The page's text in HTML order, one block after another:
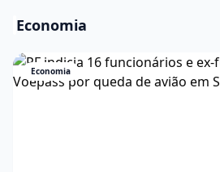
Economia
Economia